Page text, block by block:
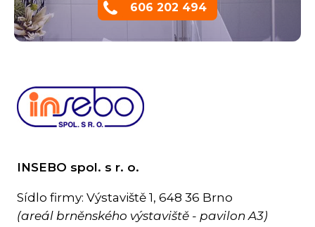
606 202 494
INSEBO spol. s r. o.
Sídlo firmy: Výstaviště 1, 648 36 Brno
(areál brněnského výstaviště - pavilon A3)